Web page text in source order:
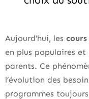
Aujourd’hui, les
en plus populaires et
parents. Ce
l’évolution des
programmes